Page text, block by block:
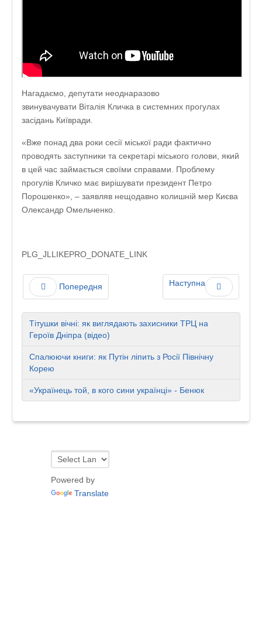
Нагадаємо, депутати неоднаразово
звинувачувати Віталія Кличка в системних прогулах
засідань Київради.
«Вже понад два роки сесії міської ради фактично
проводять заступники та секретарі міського голови, який
в цей час займається своїми справами. Проблему
прогулів Кличко має вирішувати президент Петро
Порошенко», – заявляв нещодавно колишній мер Києва
Олександр Омельченко.
PLG_JLLIKEPRO_DONATE_LINK
Попередня Наступна
Тітушки вічні: як виглядають захисники ТРЦ на
Героїв Дніпра (відео)
Спалюючи книги: як Путін ліпить з Росії Північну
Корею
«Українець той, в кого сини українці» - Бенюк
Powered by
Translate